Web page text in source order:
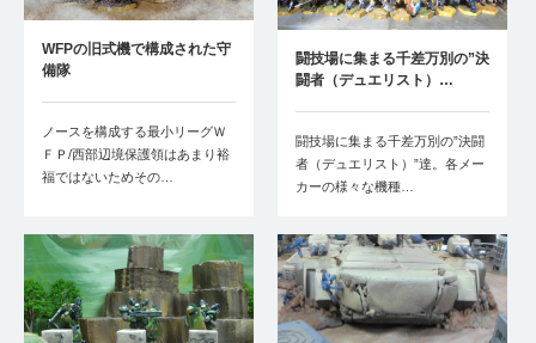
WFPの旧式機で構成された守
備隊
ノースを構成する最小リーグＷ
ＦＰ/西部辺境保護領はあまり裕
福ではないためその…
闘技場に集まる千差万別の”決
闘者（デュエリスト）…
闘技場に集まる千差万別の”決闘
者（デュエリスト）”達。各メー
カーの様々な機種…